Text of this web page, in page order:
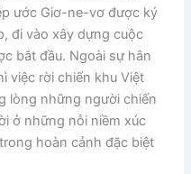
ước Giơ-ne-vơ được ký
đi vào xây dựng cuộc
bắt đầu. Ngoài sự hân
việc rời chiến khu Việt
lòng những người chiến
ở những nỗi niềm xúc
hoàn cảnh đặc biệt